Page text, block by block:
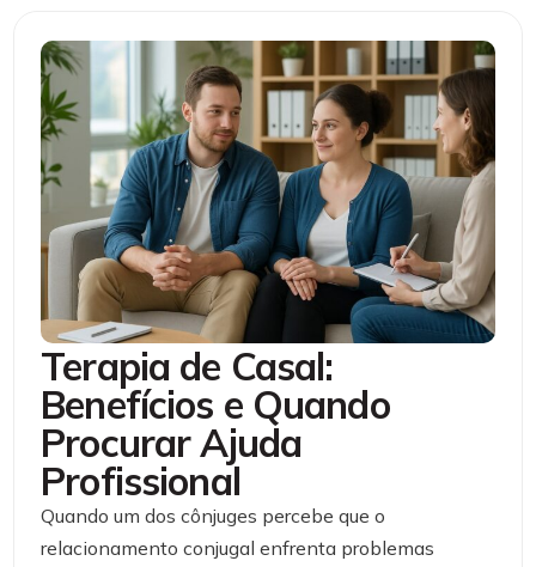
Terapia de Casal:
Benefícios e Quando
Procurar Ajuda
Profissional
Quando um dos cônjuges percebe que o
relacionamento conjugal enfrenta problemas